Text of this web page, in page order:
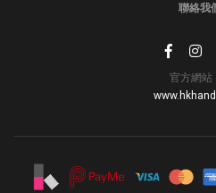
聯絡我
官方網站